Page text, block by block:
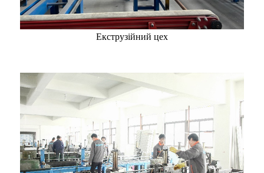
Екструзійний цех